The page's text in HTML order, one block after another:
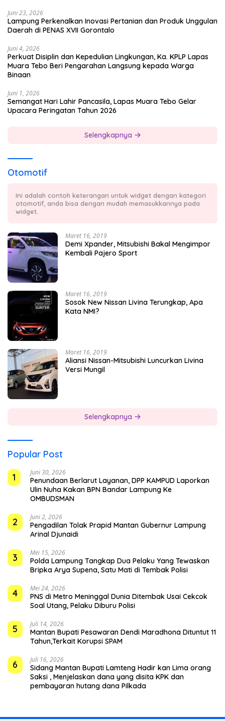
Juni 23, 2026
Lampung Perkenalkan Inovasi Pertanian dan Produk Unggulan
Daerah di PENAS XVII Gorontalo
Juni 4, 2026
Perkuat Disiplin dan Kepedulian Lingkungan, Ka. KPLP Lapas
Muara Tebo Beri Pengarahan Langsung kepada Warga
Binaan
Juni 1, 2026
Semangat Hari Lahir Pancasila, Lapas Muara Tebo Gelar
Upacara Peringatan Tahun 2026
Selengkapnya
Otomotif
Ini adalah contoh keterangan untuk widget dengan kategori
otomotif, anda bisa dengan mudah memasukkannya pada
widget.
Maret 16, 2019
Demi Xpander, Mitsubishi Bakal Mengimpor
Kembali Pajero Sport
Maret 16, 2019
Sosok New Nissan Livina Terungkap, Apa
Kata NMI?
Maret 16, 2019
Aliansi Nissan-Mitsubishi Luncurkan Livina
Versi Mungil
Selengkapnya
Popular Post
1
Juni 30, 2026
Penundaan Berlarut Layanan, DPP KAMPUD Laporkan
Ulin Nuha Kakan BPN Bandar Lampung Ke
OMBUDSMAN
2 Juni 2, 2026
Pengadilan Tolak Prapid Mantan Gubernur Lampung
Arinal Djunaidi
3 Mei 15, 2026
Polda Lampung Tangkap Dua Pelaku Yang Tewaskan
Bripka Arya Supena, Satu Mati di Tembak Polisi
4 Mei 24, 2026
PNS di Metro Meninggal Dunia Ditembak Usai Cekcok
Soal Utang, Pelaku Diburu Polisi
5 Juli 14, 2026
Mantan Bupati Pesawaran Dendi Maradhona Dituntut 11
Tahun,Terkait Korupsi SPAM
6 Juli 16, 2026
Sidang Mantan Bupati Lamteng Hadir kan Lima orang
Saksi , Menjelaskan dana yang disita KPK dan
pembayaran hutang dana Pilkada